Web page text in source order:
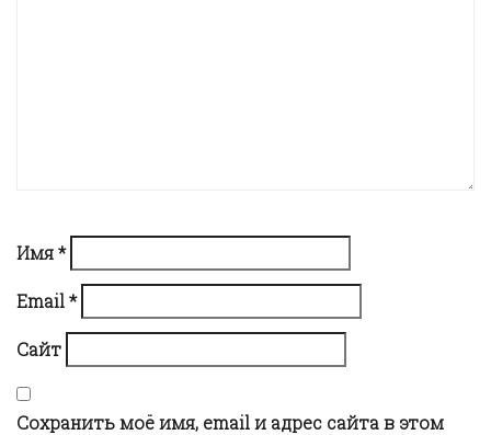
i
o
n
Имя*
Email*
Сайт
Сохранить моё имя, email и адрес сайта в этом